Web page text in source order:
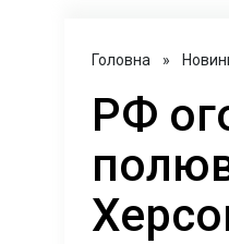
Головна »
РФ